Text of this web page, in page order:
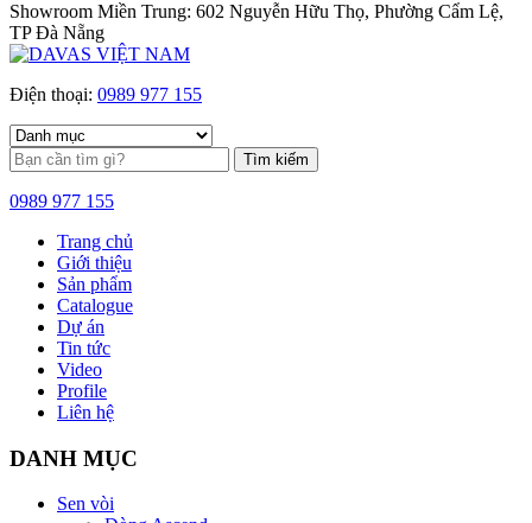
Showroom Miền Trung: 602 Nguyễn Hữu Thọ, Phường Cẩm Lệ,
TP Đà Nẵng
Điện thoại: 0989 977 155
Tìm kiếm
0989 977 155
Trang chủ
Giới thiệu
Sản phẩm
Catalogue
Dự án
Tin tức
Video
Profile
Liên hệ
DANH MỤC
Sen vòi